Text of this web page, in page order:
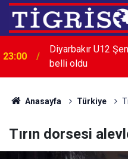
23:00
Diyarbakır U12
22:32
Menderes
uzaklaştırıldı
Anasayfa Türkiye
Tırın dorsesi